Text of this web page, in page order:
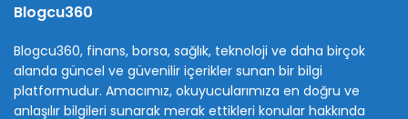
Blogcu360
Blogcu360, finans, borsa, sağlık, teknoloji ve daha birçok
alanda güncel ve güvenilir içerikler sunan bir bilgi
platformudur. Amacımız, okuyucularımıza en doğru ve
anlaşılır bilgileri sunarak merak ettikleri konular hakkında